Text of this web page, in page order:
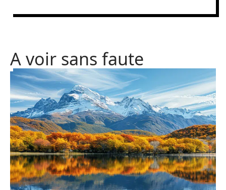
A voir sans faute